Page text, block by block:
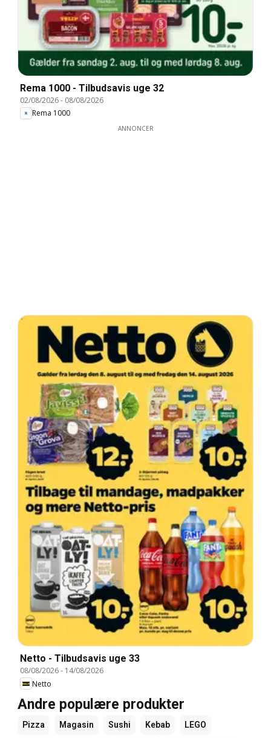
Rema 1000 - Tilbudsavis uge 32
02/08/2026- 08/08/2026
Rema 1000
ANNONCER
Netto - Tilbudsavis uge 33
08/08/2026- 14/08/2026
Netto
Andre populære produkter
Pizza Magasin Sushi Kebab LEGO